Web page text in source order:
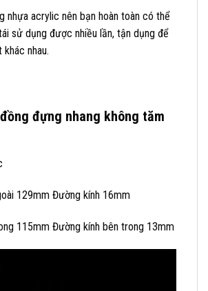
nhựa acrylic nên bạn hoàn toàn có thể
sử dụng được nhiều lần, tận dụng để
nhau.
đựng nhang không tăm
129mm Đường kính 16mm
115mm Đường kính bên trong 13mm